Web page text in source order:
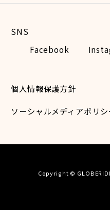
Facebook
個人情報保護方針
ソーシャルメディアポリシ
Copyright ©